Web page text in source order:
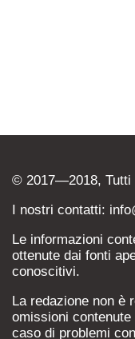
© 2017—2018, Tutti
I nostri contatti:
Le informazioni
ottenute dai fonti
conoscitivi.
La redazione non è
omissioni
caso di problemi